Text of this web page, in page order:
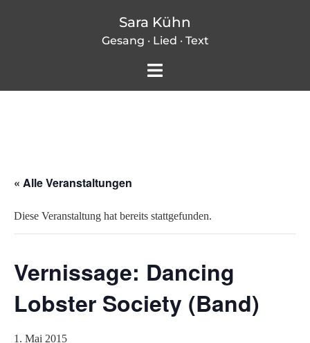
Sara Kühn
Gesang · Lied · Text
Menü
« Alle Veranstaltungen
Diese Veranstaltung hat bereits stattgefunden.
Vernissage: Dancing
Lobster Society (Band)
1. Mai 2015